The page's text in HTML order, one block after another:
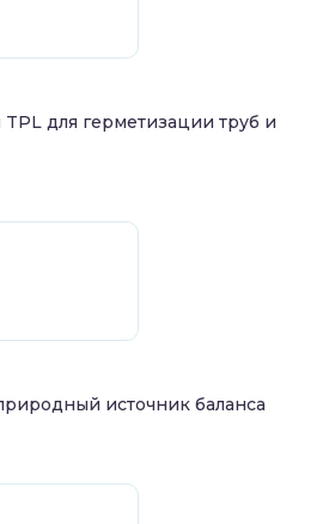
для герметизации труб и
источник баланса